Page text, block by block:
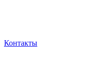
Контакты